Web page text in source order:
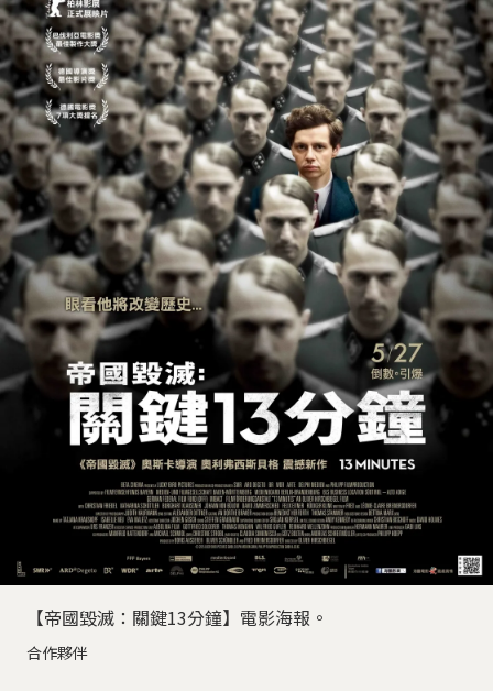
【帝國毀滅：關鍵13分鐘】電影海報。
合作夥伴